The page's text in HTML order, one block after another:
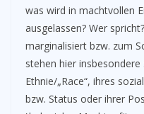
was wird in machtvollen
ausgelassen? Wer
marginalisiert bzw. zum
stehen hier
Ethnie/„Race“, ihres
bzw. Status oder ihrer